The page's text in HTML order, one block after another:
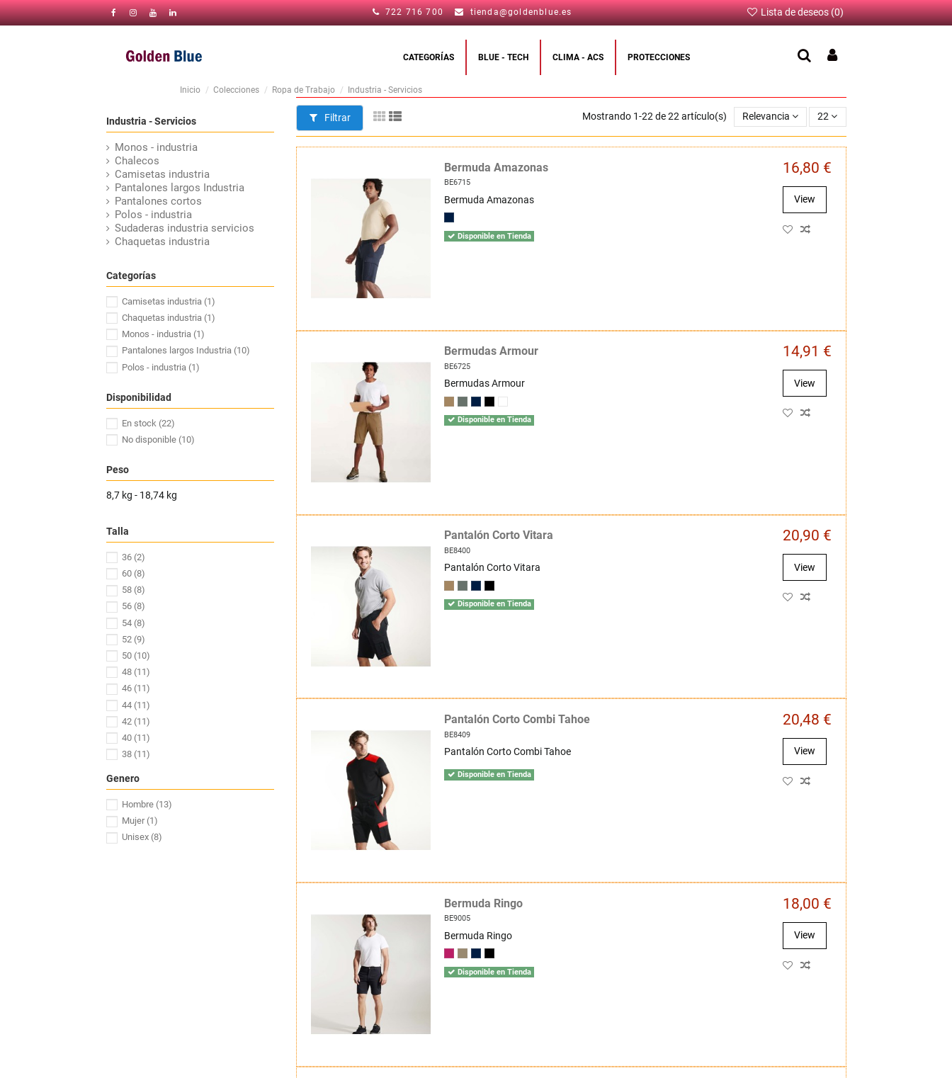
722 716 700 tienda@goldenblue.es Lista de deseos (0)
CATEGORÍAS BLUE - TECH CLIMA - ACS PROTECCIONES
Inicio Colecciones Ropa de Trabajo Industria - Servicios
Filtrar Mostrando 1-22 de 22 artículo(s) Relevancia 22
Bermuda Amazonas
BE6715
Bermuda Amazonas
Disponible en Tienda
16,80 €
View
Bermudas Armour
BE6725
Bermudas Armour
Disponible en Tienda
14,91 €
View
Pantalón Corto Vitara
BE8400
Pantalón Corto Vitara
Disponible en Tienda
20,90 €
View
Pantalón Corto Combi Tahoe
BE8409
Pantalón Corto Combi Tahoe
Disponible en Tienda
20,48 €
View
Bermuda Ringo
BE9005
Bermuda Ringo
Disponible en Tienda
18,00 €
View
Industria - Servicios
Monos - industria
Chalecos
Camisetas industria
Pantalones largos Industria
Pantalones cortos
Polos - industria
Sudaderas industria servicios
Chaquetas industria
Categorías
Camisetas industria (1)
Chaquetas industria (1)
Monos - industria (1)
Pantalones largos Industria (10)
Polos - industria (1)
Disponibilidad
En stock (22)
No disponible (10)
Peso
8,7 kg - 18,74 kg
Talla
36 (2)
60 (8)
58 (8)
56 (8)
54 (8)
52 (9)
50 (10)
48 (11)
46 (11)
44 (11)
42 (11)
40 (11)
38 (11)
2XL(6)
XL(6)
L(11)
M(11)
Genero
Hombre (13)
Mujer (1)
Unisex (8)